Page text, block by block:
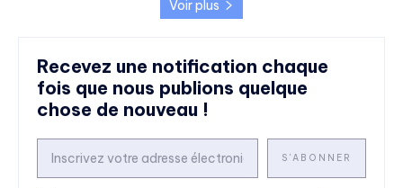
Voir plus
Recevez une notification chaque
fois que nous publions quelque
chose de nouveau !
S'ABONNER